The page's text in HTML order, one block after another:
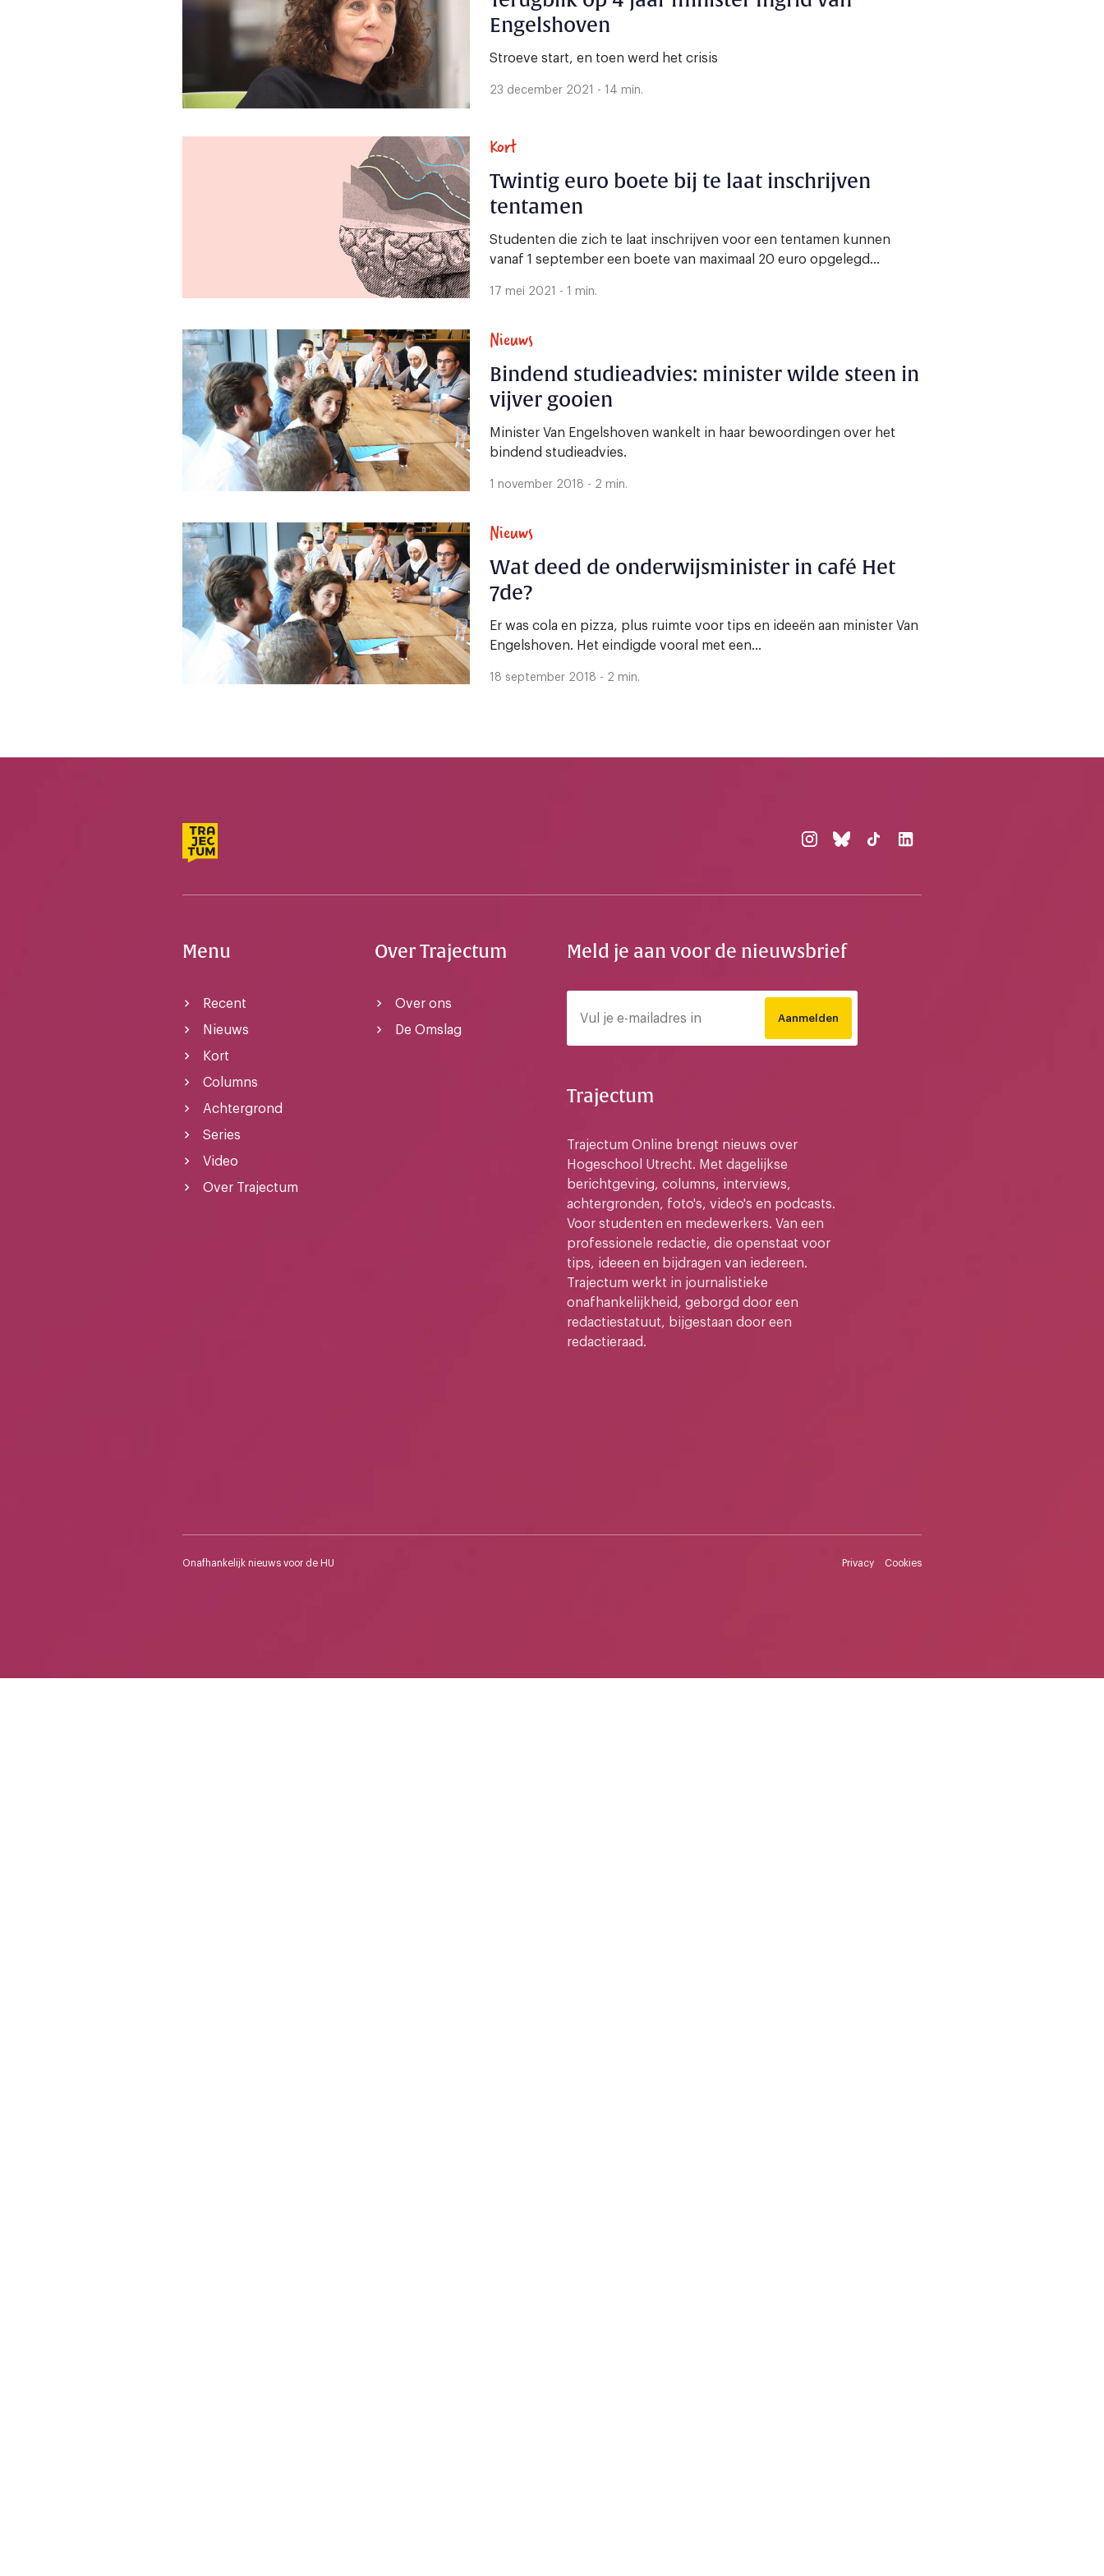
Engelshoven
Stroeve start, en toen werd het crisis
23 december 2021 - 14 min.
Kort
Twintig euro boete bij te laat inschrijven
tentamen
Studenten die zich te laat inschrijven voor een tentamen kunnen
vanaf 1 september een boete van maximaal 20 euro opgelegd...
17 mei 2021 - 1 min.
Nieuws
Bindend studieadvies: minister wilde steen in
vijver gooien
Minister Van Engelshoven wankelt in haar bewoordingen over het
bindend studieadvies.
1 november 2018 - 2 min.
Nieuws
Wat deed de onderwijsminister in café Het
7de?
Er was cola en pizza, plus ruimte voor tips en ideeën aan minister Van
Engelshoven. Het eindigde vooral met een...
18 september 2018 - 2 min.
Menu
Recent
Nieuws
Kort
Columns
Achtergrond
Series
Video
Over Trajectum
Over Trajectum
Over ons
De Omslag
Meld je aan voor de nieuwsbrief
Aanmelden
Trajectum
Trajectum Online brengt nieuws over
Hogeschool Utrecht. Met dagelijkse
berichtgeving, columns, interviews,
achtergronden, foto's, video's en podcasts.
Voor studenten en medewerkers. Van een
professionele redactie, die openstaat voor
tips, ideeen en bijdragen van iedereen.
Trajectum werkt in journalistieke
onafhankelijkheid, geborgd door een
redactiestatuut, bijgestaan door een
redactieraad.
Onafhankelijk nieuws voor de HU Privacy Cookies